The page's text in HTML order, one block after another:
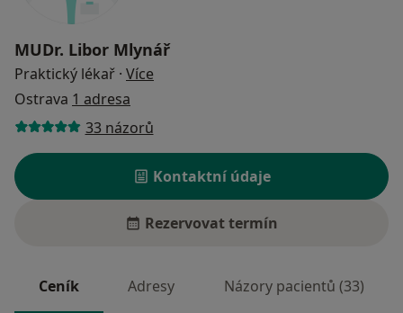
MUDr. Libor Mlynář
Praktický lékař · Více
Ostrava 1 adresa
33 názorů
Kontaktní údaje
Rezervovat termín
Ceník Adresy Názory pacientů (33)